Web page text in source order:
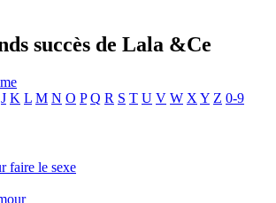
succès de Lala &Ce
J K L M N O P Q R S T U V W X Y Z 0-9
faire le sexe